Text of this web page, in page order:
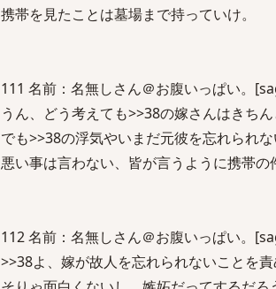
携帯を見たことは墓場まで持っていけ。
111 名前：名無しさん＠お腹いっぱい。
うん、どう考えても>>38の嫁さんはきちん
でも>>38の浮気やいまだ元彼を忘れられ
悪い事は言わない、皆が言うように携帯の
112 名前：名無しさん＠お腹いっぱい。
>>38よ、嫁が故人を忘れられないことを責